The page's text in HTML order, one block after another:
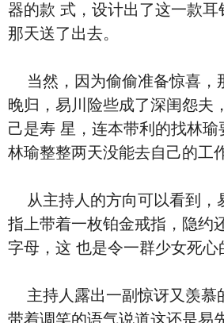
器的款 式，设计出了这一款耳
那天送了出去。
当然，因为偷偷准备惊喜，
晚归，易川险些成了深闺怨夫
己是寿 星，连本带利的找林
林瑜整整两天没能去自己的工
从主持人的方向可以看到，
指上带着一枚铂金戒指，隐约
字母，这 也是令一群少女死心
主持人露出一副惊讶又羡慕
带着调笑的语气说道这还是易